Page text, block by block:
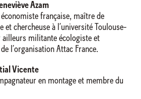
Azam
économiste française, maître de
et chercheuse à l’université Toulouse-
ailleurs militante écologiste et
l’organisation Attac France.
Vicente
en montage et membre du